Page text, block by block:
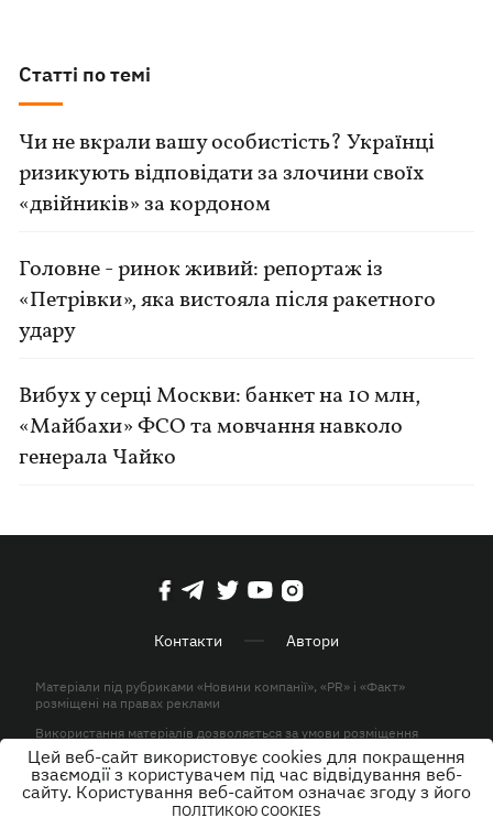
Статті по темі
Чи не вкрали вашу особистість? Українці
ризикують відповідати за злочини своїх
«двійників» за кордоном
Головне - ринок живий: репортаж із
«Петрівки», яка вистояла після ракетного
удару
Вибух у серці Москви: банкет на 10 млн,
«Майбахи» ФСО та мовчання навколо
генерала Чайко
Контакти Автори
Матеріали під рубриками «Новини компанії», «PR» і «Факт»
розміщені на правах реклами
Використання матеріалів дозволяється за умови розміщення
активного гіперпосилання на KP.UA в першому абзаці.
© ТОВ «ЮЛАВ МЕДІА» 2026. Всі права захищені.
Цей веб-сайт використовує cookies для покращення
взаємодії з користувачем під час відвідування веб-
сайту. Користування веб-сайтом означає згоду з його
ПОЛІТИКОЮ COOKIES